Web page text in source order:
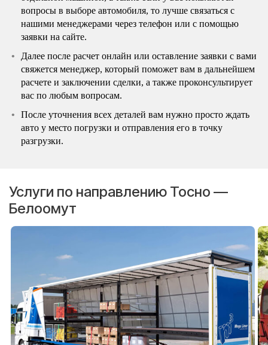
вопросы в выборе автомобиля, то лучше связаться с
нашими менеджерами через телефон или с помощью
заявки на сайте.
Далее после расчет онлайн или оставление заявки с вами
свяжется менеджер, который поможет вам в дальнейшем
расчете и заключении сделки, а также проконсультирует
вас по любым вопросам.
После уточнения всех деталей вам нужно просто ждать
авто у место погрузки и отправления его в точку
разгрузки.
Услуги по направлению Тосно —
Белоомут